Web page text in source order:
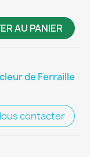
AU PANIER
de Ferraille
contacter